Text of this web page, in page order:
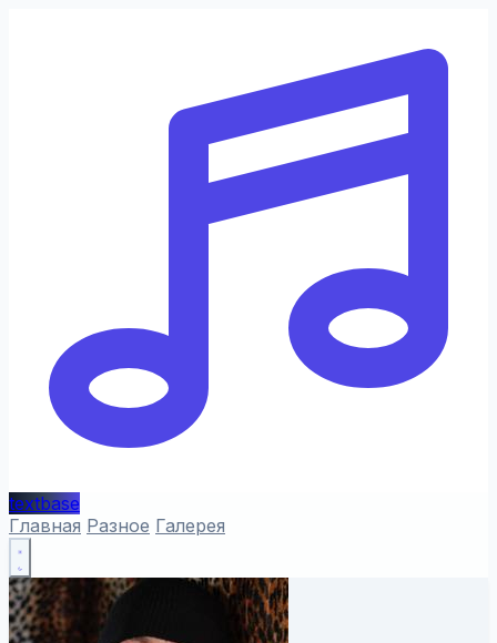
textbase
Главная Разное Галерея